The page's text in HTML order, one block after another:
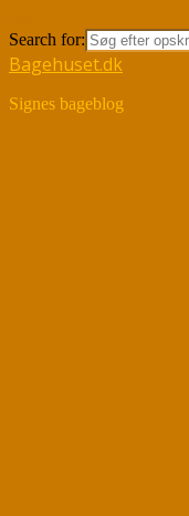
Search for:
Bagehuset.dk
Signes bageblog